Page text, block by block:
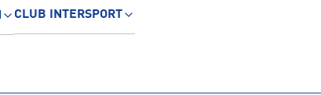
CLUB INTERSPORT